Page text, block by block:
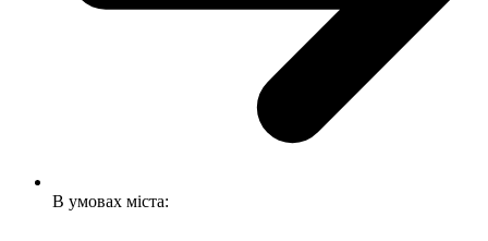
В умовах міста: